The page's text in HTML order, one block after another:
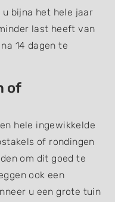
bijna het hele jaar
last heeft van
14 dagen te
of
hele ingewikkelde
of rondingen
om dit goed te
ook een
u een grote tuin